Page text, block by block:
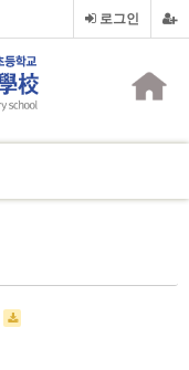
로그인